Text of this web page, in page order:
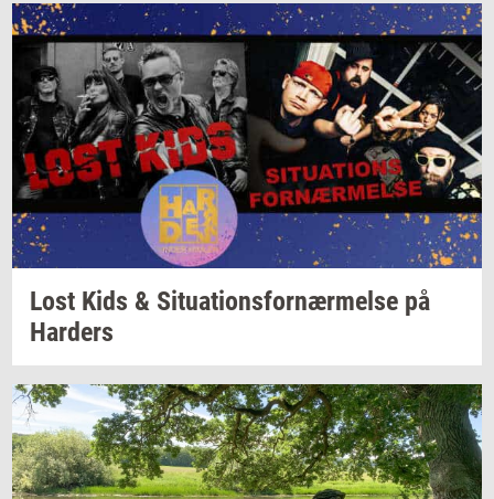
Lost Kids & Si­tu­a­tions­for­nær­mel­se på
Har­ders